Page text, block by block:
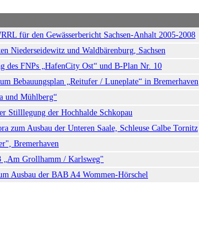
für den Gewässerbericht Sachsen-Anhalt 2005-2008
Niederseidewitz und Waldbärenburg, Sachsen
des FNPs „HafenCity Ost“ und B-Plan Nr. 10
Bebauungsplan „Reitufer / Luneplate“ in Bremerhaven
und Mühlberg“
Stilllegung der Hochhalde Schkopau
zum Ausbau der Unteren Saale, Schleuse Calbe Tornitz
Bremerhaven
„Am Grollhamm / Karlsweg"
Ausbau der BAB A4 Wommen-Hörschel